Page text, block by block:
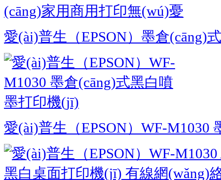
愛(ài)普生（EPSON）墨倉(cāng)
愛(ài)普生（EPSON）WF-M1030